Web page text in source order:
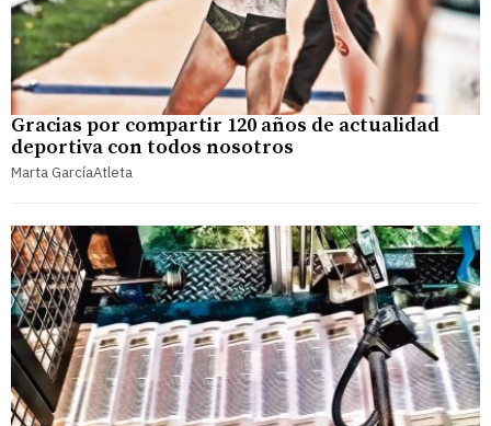
Gracias por compartir 120 años de actualidad
deportiva con todos nosotros
Marta García​Atleta